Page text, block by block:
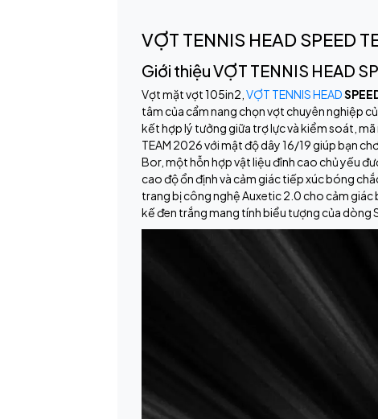
VỢT TENNIS HEAD SPEED
Giới thiệu VỢT TENNIS HEAD
Vợt mặt vợt 105in2, VỢT TENNIS HEAD
tâm của cẩm nang chọn vợt chuyên nghiệp
kết hợp lý tưởng giữa trợ lực và kiểm soát, mã
TEAM 2026 với mật độ dây 16/19 giúp bạn
Bor, một hỗn hợp vật liệu đỉnh cao chủ yếu
cao độ ổn định và cảm giác tiếp xúc bóng
trang bị công nghệ Auxetic 2.0 cho cảm
kế đen trắng mang tính biểu tượng của dòng